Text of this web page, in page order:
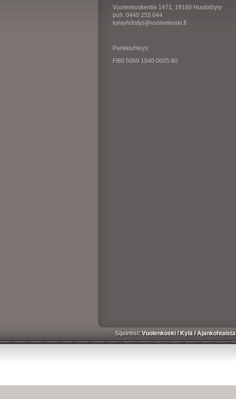
Vuolenkoskentie 1471, 19160 Huutotöyry
puh. 0440 255 044
kylayhdistys@vuolenkoski.fi
Pankkiyhteys:
FI80 5069 1540 0005 80
Sijaintisi:Vuolenkoski/ Kylä/Ajankohtaista